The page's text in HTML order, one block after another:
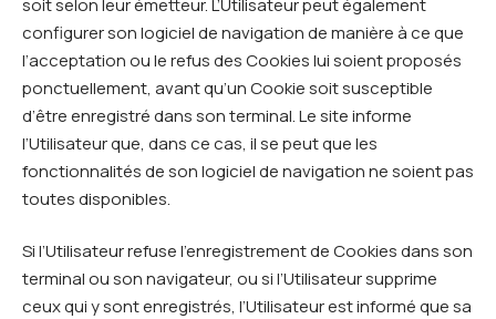
configurer son logiciel de navigation de manière à ce que
l’acceptation ou le refus des Cookies lui soient proposés
ponctuellement, avant qu’un Cookie soit susceptible
d’être enregistré dans son terminal. Le site informe
l’Utilisateur que, dans ce cas, il se peut que les
fonctionnalités de son logiciel de navigation ne soient pas
toutes disponibles.
Si l’Utilisateur refuse l’enregistrement de Cookies dans son
terminal ou son navigateur, ou si l’Utilisateur supprime
ceux qui y sont enregistrés, l’Utilisateur est informé que sa